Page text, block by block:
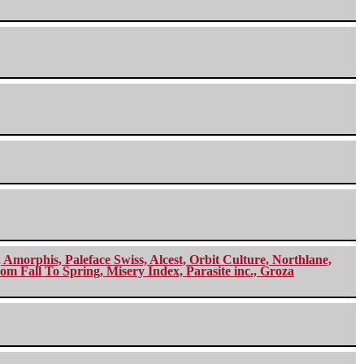
Paleface Swiss, Alcest, Orbit Culture, Northlane,
Fall To Spring, Misery Index, Parasite inc., Groza